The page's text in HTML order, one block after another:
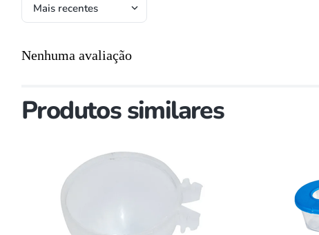
Mais recentes
Nenhuma avaliação
Produtos similares